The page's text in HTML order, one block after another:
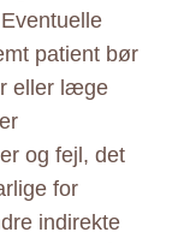
patient bør
eller læge
og fejl, det
for
indirekte